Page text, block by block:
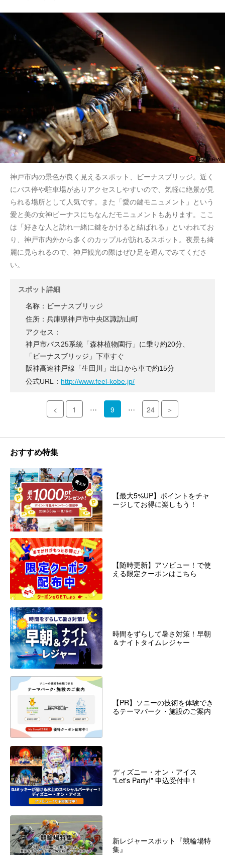
神戸市内の景色が良く見えるスポット、ビーナスブリッジ。近く
にバス停や駐車場がありアクセスしやすいので、気軽に絶景が見
られる場所として人気です。また「愛の鍵モニュメント」という
愛と美の女神ビーナスにちなんだモニュメントもあります。ここ
は「好きな人と訪れ一緒に鍵をかけると結ばれる」といわれてお
り、神戸市内外から多くのカップルが訪れるスポット。夜景も綺
麗に見られるので、神戸観光の際はぜひ足を運んでみてくださ
い。
スポット詳細
名称：ビーナスブリッジ
住所：兵庫県神戸市中央区諏訪山町
アクセス：
神戸市バス25系統「森林植物園行」に乗り約20分、
「ビーナスブリッジ」下車すぐ
阪神高速神戸線「生田川」出口から車で約15分
公式URL： http://www.feel-kobe.jp/
< 1 … 9 … 24 ＞
おすすめ特集
【最大5%UP】ポイントをチャ
ージしてお得に楽しもう！
【随時更新】アソビュー！で使
える限定クーポンはこちら
時間をずらして暑さ対策！早朝
＆ナイトタイムレジャー
【PR】ソニーの技術を体験でき
るテーマパーク・施設のご案内
ディズニー・オン・アイス
"Let's Party!" 申込受付中！
新レジャースポット『競輪場特
集』